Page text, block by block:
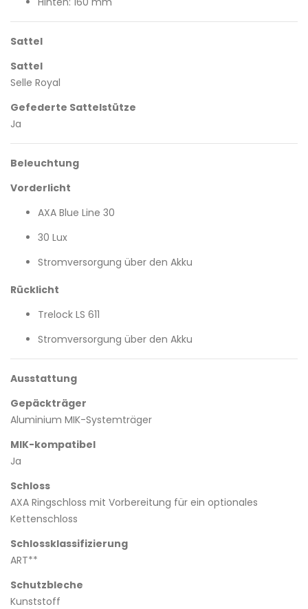
Sattel
Sattel
Selle Royal
Gefederte Sattelstütze
Ja
Beleuchtung
Vorderlicht
AXA Blue Line 30
30 Lux
Stromversorgung über den Akku
Rücklicht
Trelock LS 611
Stromversorgung über den Akku
Ausstattung
Gepäckträger
Aluminium MIK-Systemträger
MIK-kompatibel
Ja
Schloss
AXA Ringschloss mit Vorbereitung für ein optionales
Kettenschloss
Schlossklassifizierung
ART**
Schutzbleche
Kunststoff